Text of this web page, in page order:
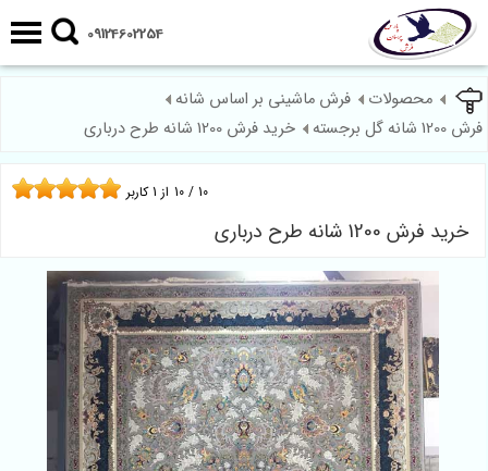
09124602254
محصولات
فرش ماشینی بر اساس شانه
فرش 1200 شانه گل برجسته
خرید فرش 1200 شانه طرح درباری
خرید فرش 1200 شانه طرح درباری
10 / 10 از 1کاربر